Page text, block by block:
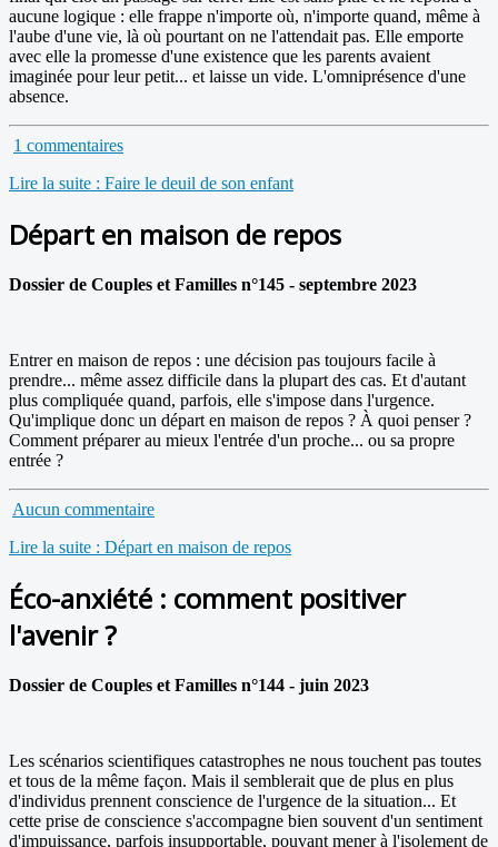
aucune logique : elle frappe n'importe où, n'importe quand, même à
l'aube d'une vie, là où pourtant on ne l'attendait pas. Elle emporte
avec elle la promesse d'une existence que les parents avaient
imaginée pour leur petit... et laisse un vide. L'omniprésence d'une
absence.
1 commentaires
Lire la suite : Faire le deuil de son enfant
Départ en maison de repos
Dossier de Couples et Familles n°145 - septembre 2023
Entrer en maison de repos : une décision pas toujours facile à
prendre... même assez difficile dans la plupart des cas. Et d'autant
plus compliquée quand, parfois, elle s'impose dans l'urgence.
Qu'implique donc un départ en maison de repos ? À quoi penser ?
Comment préparer au mieux l'entrée d'un proche... ou sa propre
entrée ?
Aucun commentaire
Lire la suite : Départ en maison de repos
Éco-anxiété : comment positiver
l'avenir ?
Dossier de Couples et Familles n°144 - juin 2023
Les scénarios scientifiques catastrophes ne nous touchent pas toutes
et tous de la même façon. Mais il semblerait que de plus en plus
d'individus prennent conscience de l'urgence de la situation... Et
cette prise de conscience s'accompagne bien souvent d'un sentiment
d'impuissance, parfois insupportable, pouvant mener à l'isolement de